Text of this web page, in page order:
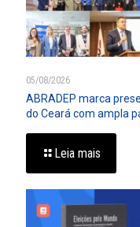
05/08/2026
ABRADEP marca
do Ceará com ampla
Leia mais